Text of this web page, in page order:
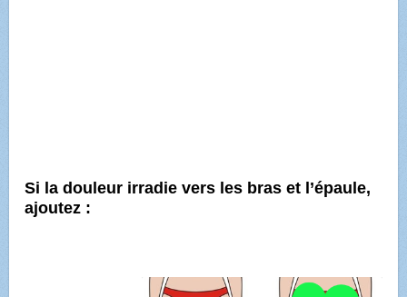
Si la douleur irradie vers les bras et l’épaule,
ajoutez :